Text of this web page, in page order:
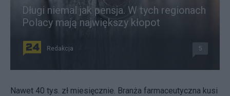
Długi niemal jak pensja. W tych regionach
Polacy mają największy kłopot
Redakcja 5
Nawet 40 tys. zł miesięcznie. Branża farmaceutyczna kusi